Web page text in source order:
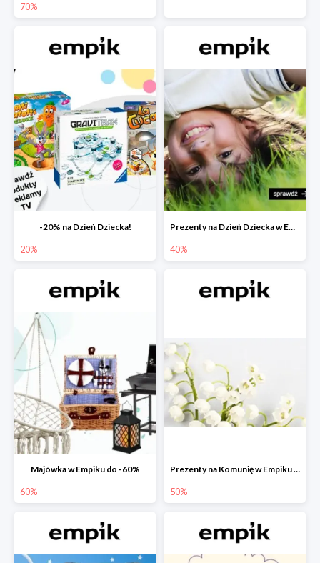
70%
-20% na Dzień Dziecka!
20%
Prezenty na Dzień Dziecka w Empiku do -40%
40%
Majówka w Empiku do -60%
60%
Prezenty na Komunię w Empiku do -50%
50%